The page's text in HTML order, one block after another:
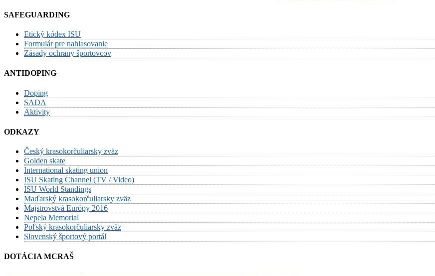
SAFEGUARDING
Etický kódex ISU
Formulár pre nahlasovanie
Zásady ochrany športovcov
ANTIDOPING
Doping
SADA
Aktivity
ODKAZY
Český krasokorčuliarsky zväz
Golden skate
International skating union
ISU Skating Channel (TV / Video)
ISU World Standings
Maďarský krasokorčuliarsky zväz
Majstrovstvá Európy 2016
Nepela Memorial
Poľský krasokorčuliarsky zväz
Slovenský športový portál
DOTÁCIA MCRAŠ